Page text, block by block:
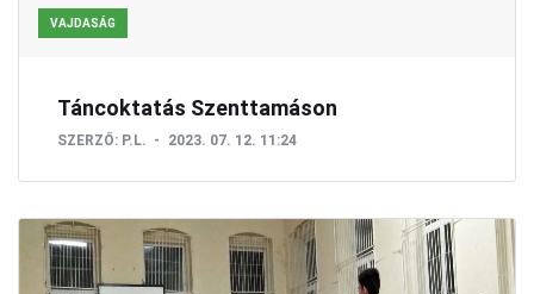
VAJDASÁG
Táncoktatás Szenttamáson
SZERZŐ: P.L. 2023. 07. 12. 11:24